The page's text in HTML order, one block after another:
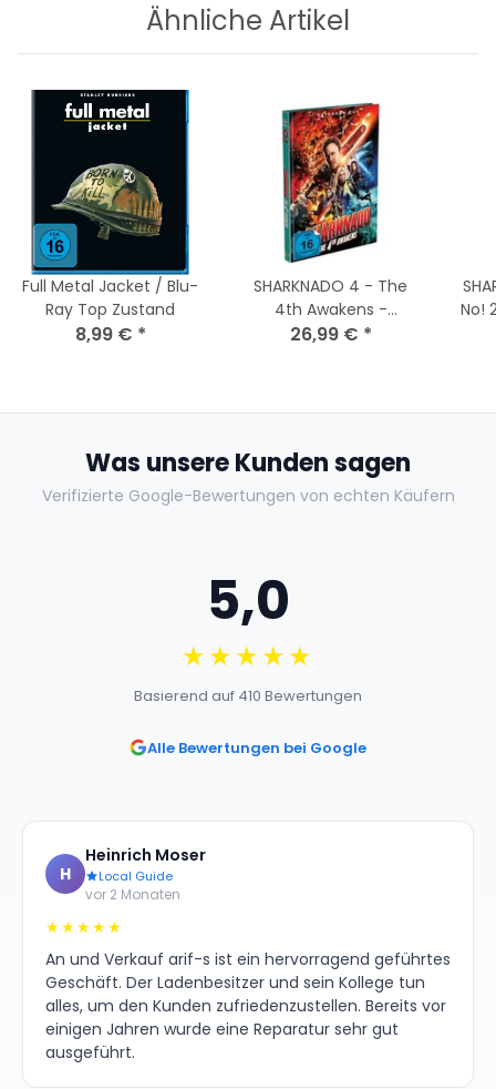
Ähnliche Artikel
Full Metal Jacket / Blu-
Ray Top Zustand
8,99 € *
SHARKNADO 4 - The
4th Awakens -
Mediabook - Cover A
26,99 € *
No!
Was unsere Kunden sagen
Verifizierte Google-Bewertungen von echten Käufern
5,0
★★★★★
Basierend auf 410 Bewertungen
Alle Bewertungen bei Google
H
Heinrich Moser
Local Guide
vor 2 Monaten
★★★★★
An und Verkauf arif-s ist ein hervorragend geführtes
Geschäft. Der Ladenbesitzer und sein Kollege tun
alles, um den Kunden zufriedenzustellen. Bereits vor
einigen Jahren wurde eine Reparatur sehr gut
ausgeführt.